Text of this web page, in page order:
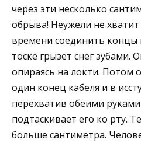
через эти несколько
обрыва! Неужели не
времени соединить концы
тоске грызет снег зубами.
опираясь на локти. Потом
один конец кабеля и в
перехватив обеими
подтаскивает его ко рту.
больше сантиметра.